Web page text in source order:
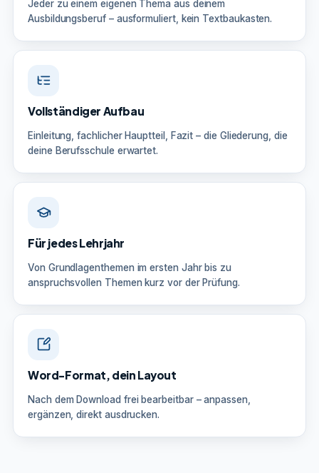
Jeder zu einem eigenen Thema aus deinem
Ausbildungsberuf – ausformuliert, kein Textbaukasten.
Vollständiger Aufbau
Einleitung, fachlicher Hauptteil, Fazit – die Gliederung, die
deine Berufsschule erwartet.
Für jedes Lehrjahr
Von Grundlagenthemen im ersten Jahr bis zu
anspruchsvollen Themen kurz vor der Prüfung.
Word-Format, dein Layout
Nach dem Download frei bearbeitbar – anpassen,
ergänzen, direkt ausdrucken.